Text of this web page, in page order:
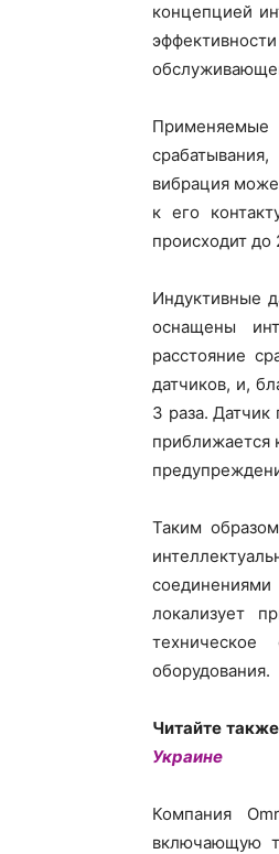
концепцией
Применяемые
вибрация
к его
происходит до
Индуктивные
оснащены
расстояние
датчиков, и,
3 раза.
приближается
Таким
соединениями
локализует
оборудования.
Читайте
Украине
Компания
включающую